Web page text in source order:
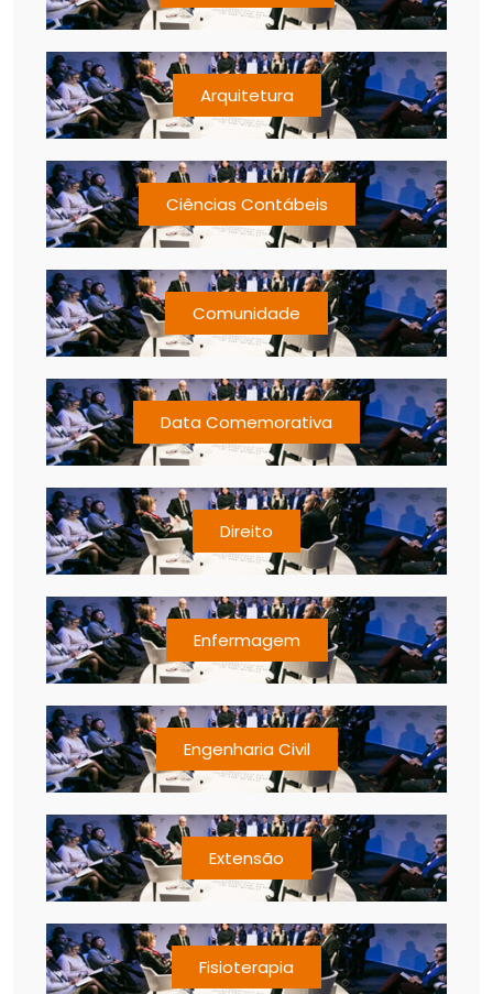
Arquitetura
Ciências Contábeis
Comunidade
Data Comemorativa
Direito
Enfermagem
Engenharia Civil
Extensão
Fisioterapia